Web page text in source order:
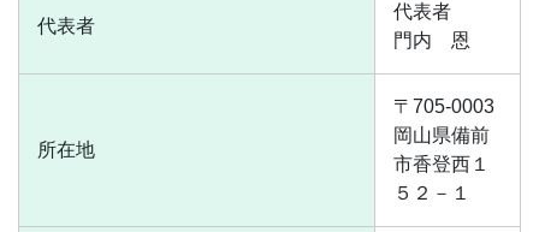
代表者
代表者
門内 恩
所在地
〒705-0003
岡山県備前
市香登西１
５２－１